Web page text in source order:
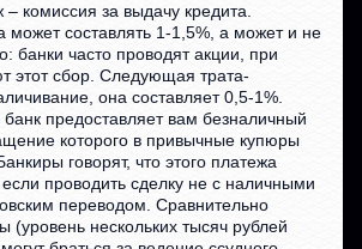
комиссия за выдачу кредита.
может составлять 1-1,5%, а может и не
банки часто проводят акции, при
этот сбор. Следующая трата-
она составляет 0,5-1%.
предоставляет вам безналичный
которого в привычные купюры
говорят, что этого платежа
проводить сделку не с наличными
переводом. Сравнительно
нескольких тысяч рублей